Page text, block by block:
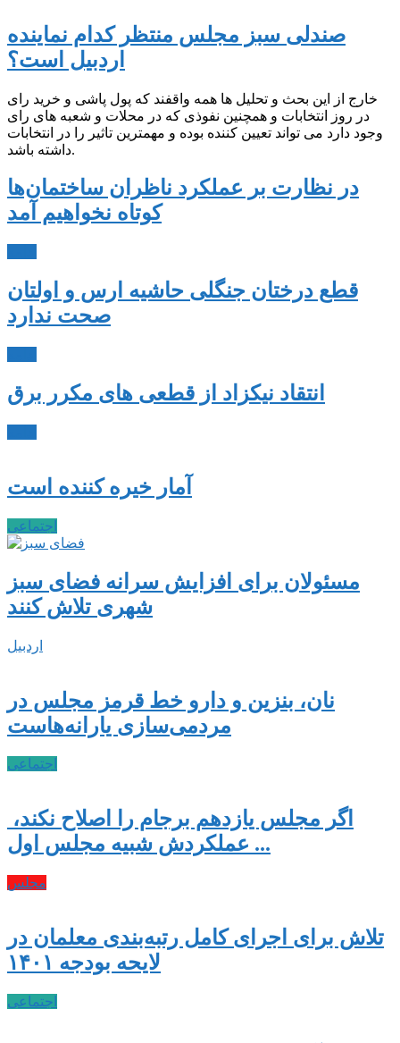
صندلی سبز مجلس منتظر کدام نماینده
اردبیل است؟
خارج از این بحث و تحلیل ها همه واقفند که پول پاشی و خرید رای
در روز انتخابات و همچنین نفوذی که در محلات و شعبه های رای
وجود دارد می تواند تعیین کننده بوده و مهمترین تاثیر را در انتخابات
داشته باشد.
در نظارت بر عملکرد ناظران ساختمان‌ها
کوتاه نخواهیم آمد
قطع درختان جنگلی حاشیه ارس و اولتان
صحت ندارد
انتقاد نیکزاد از قطعی های مکرر برق
آمار خیره کننده است
اجتماعی
مسئولان برای افزایش سرانه فضای سبز
شهری تلاش کنند
اردبیل
نان، بنزین و دارو خط قرمز مجلس در
مردمی‌سازی یارانه‌هاست
اجتماعی
عملکردش شبیه مجلس اول ...
مجلس
تلاش برای اجرای کامل رتبه‌بندی معلمان در
لایحه بودجه ۱۴۰۱
اجتماعی